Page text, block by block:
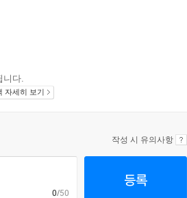
니다.
자세히 보기
작성 시 유의사항
0/50
등록